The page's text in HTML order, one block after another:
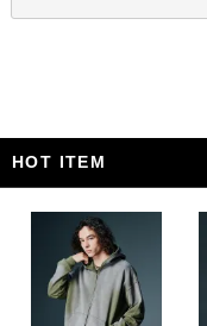
HOT ITEM